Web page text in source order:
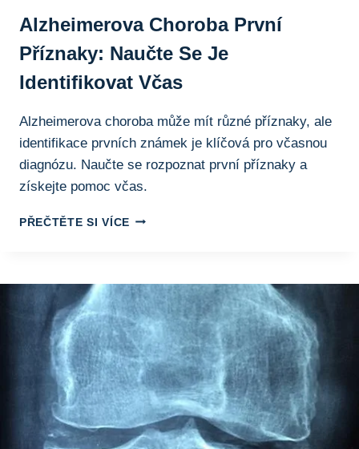
Alzheimerova Choroba První
Příznaky: Naučte Se Je
Identifikovat Včas
Alzheimerova choroba může mít různé příznaky, ale
identifikace prvních známek je klíčová pro včasnou
diagnózu. Naučte se rozpoznat první příznaky a
získejte pomoc včas.
PŘEČTĚTE SI VÍCEALZHEIMEROVA
NAUČTE
SE
JE
IDENTIFIKOVAT
VČAS